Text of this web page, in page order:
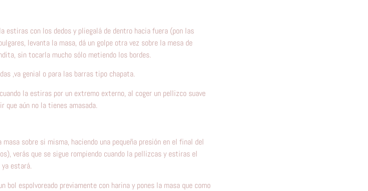
estiras con los dedos y pliegalá de dentro hacia fuera (pon las
levanta la masa, dá un golpe otra vez sobre la mesa de
sin tocarla mucho sólo metiendo los bordes.
,va genial o para las barras tipo chapata.
la estiras por un extremo externo, al coger un pellizco suave
que aún no la tienes amasada.
sobre si misma, haciendo una pequeña presión en el final del
verás que se sigue rompiendo cuando la pellizcas y estiras el
estará.
bol espolvoreado previamente con harina y pones la masa que como